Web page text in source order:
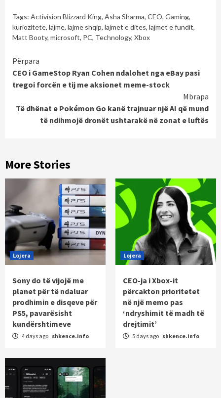
Tags: Activision Blizzard King, Asha Sharma, CEO, Gaming,
kuriozitete, lajme, lajme shqip, lajmet e dites, lajmet e fundit,
Matt Booty, microsoft, PC, Technology, Xbox
Continue
Reading
Përpara
CEO i GameStop Ryan Cohen ndalohet nga eBay pasi
tregoi forcën e tij me aksionet meme-stock
Mbrapa
Të dhënat e Pokémon Go kanë trajnuar një AI që mund
të ndihmojë dronët ushtarakë në zonat e luftës
More Stories
Lojera
Sony do të vijojë me
planet për të ndaluar
prodhimin e disqeve për
PS5, pavarësisht
kundërshtimeve
4 days ago shkence.info
Lojera
CEO-ja i Xbox-it
përcakton prioritetet
në një memo pas
‘ndryshimit të madh të
drejtimit’
5 days ago shkence.info